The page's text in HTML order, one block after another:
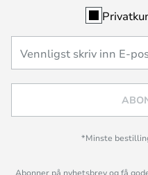
*Minste
Abonner på nyhetsbrev og få